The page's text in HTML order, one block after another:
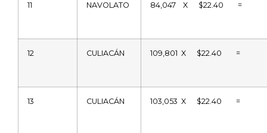
11 NAVOLATO 84,047 X $22.40 =
12 CULIACÁN 109,801 X $22.40 =
13 CULIACÁN 103,053 X $22.40 =